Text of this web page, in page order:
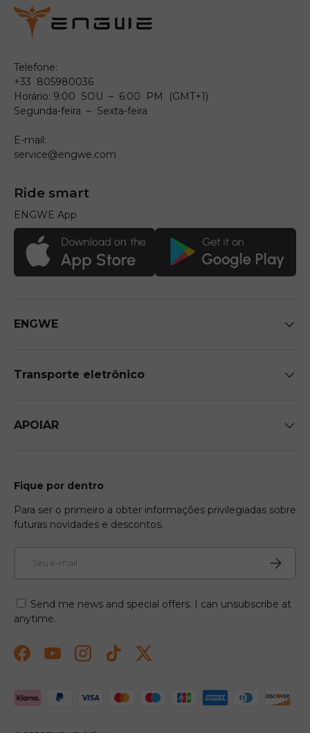
Telefone:
+33 805980036
Horário: 9:00 SOU – 6:00 PM (GMT+1)
Segunda-feira – Sexta-feira
E-mail:
service@engwe.com
Ride smart
ENGWE App
ENGWE
Transporte eletrônico
APOIAR
Fique por dentro
Para ser o primeiro a obter informações privilegiadas sobre
futuras novidades e descontos.
Send me news and special offers. I can unsubscribe at
anytime.
FacebookYouTubeInstagramTikTokTwitter
Métodos de pagamento aceitos